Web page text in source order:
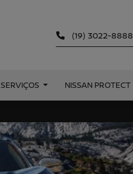
(19) 3022-8888
SERVIÇOS NISSAN PROTECT